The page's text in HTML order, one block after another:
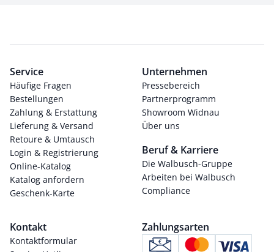
Service
Häufige Fragen
Bestellungen
Zahlung & Erstattung
Lieferung & Versand
Retoure & Umtausch
Login & Registrierung
Online-Katalog
Katalog anfordern
Geschenk-Karte
Unternehmen
Pressebereich
Partnerprogramm
Showroom Widnau
Über uns
Beruf & Karriere
Die Walbusch-Gruppe
Arbeiten bei Walbusch
Compliance
Kontakt
Kontaktformular
Zahlungsarten